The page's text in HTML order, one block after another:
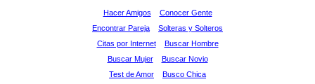
Hacer Amigos
Conocer Gente
Encontrar Pareja
Solteras y Solteros
Citas por Internet
Buscar Hombre
Buscar Mujer
Buscar Novio
Test de Amor
Busco Chica